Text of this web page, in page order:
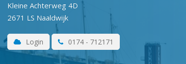
Kleine Achterweg 4D
2671 LS Naaldwijk
Login 0174 - 712171